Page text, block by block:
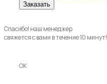
Спасибо! наш менеджер
свяжется с вами в течение 10 минут!
OK